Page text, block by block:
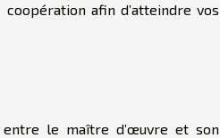
afin d’atteindre vos
le maître d’œuvre et son